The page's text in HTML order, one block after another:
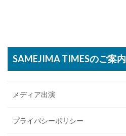
SAMEJIMA TIMESのご案内
メディア出演
プライバシーポリシー